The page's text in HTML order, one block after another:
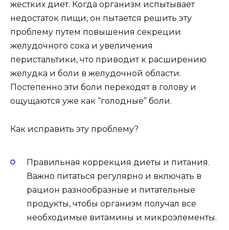
жестких диет. Когда организм испытывает
недостаток пищи, он пытается решить эту
проблему путем повышения секреции
желудочного сока и увеличения
перистальтики, что приводит к расширению
желудка и боли в желудочной области.
Постепенно эти боли переходят в голову и
ощущаются уже как “голодные” боли.
Как исправить эту проблему?
Правильная коррекция диеты и питания.
Важно питаться регулярно и включать в
рацион разнообразные и питательные
продукты, чтобы организм получал все
необходимые витамины и микроэлементы.